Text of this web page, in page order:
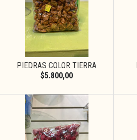
PIEDRAS COLOR TIERRA
$5.800,00